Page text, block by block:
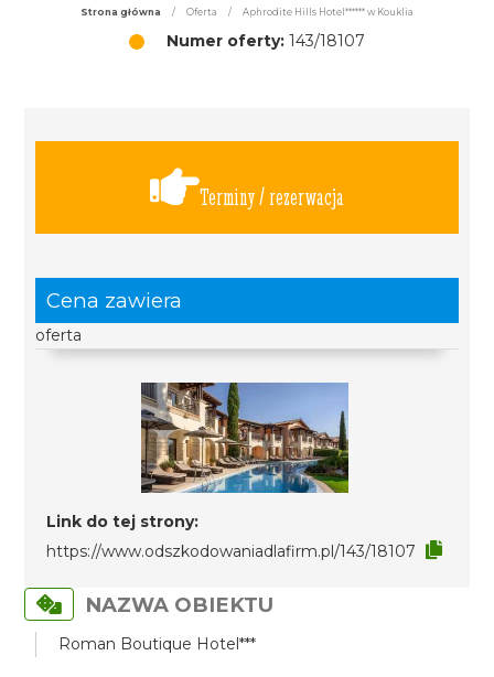
Strona główna / Oferta / Aphrodite Hills Hotel****** w Kouklia
Numer oferty: 143/18107
Terminy / rezerwacja
Cena zawiera
oferta
Link do tej strony:
https://www.odszkodowaniadlafirm.pl/143/18107
NAZWA OBIEKTU
Roman Boutique Hotel***